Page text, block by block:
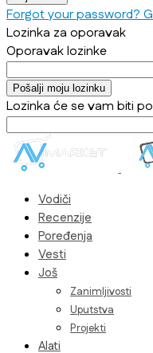
Forgot your password?
Lozinka za oporavak
Oporavak lozinke
Lozinka će se vam biti
Vodiči
Recenzije
Poređenja
Vesti
Još
Zanimljivosti
Uputstva
Projekti
Alati